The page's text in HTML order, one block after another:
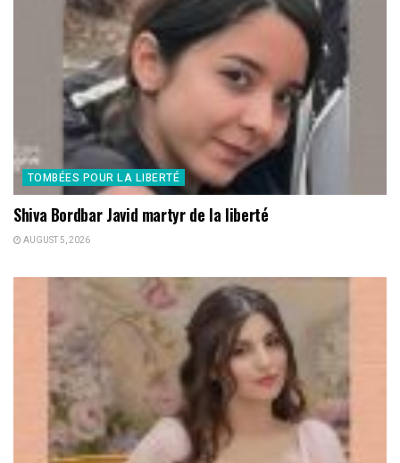
TOMBÉES POUR LA LIBERTÉ
Shiva Bordbar Javid martyr de la liberté
AUGUST 5, 2026